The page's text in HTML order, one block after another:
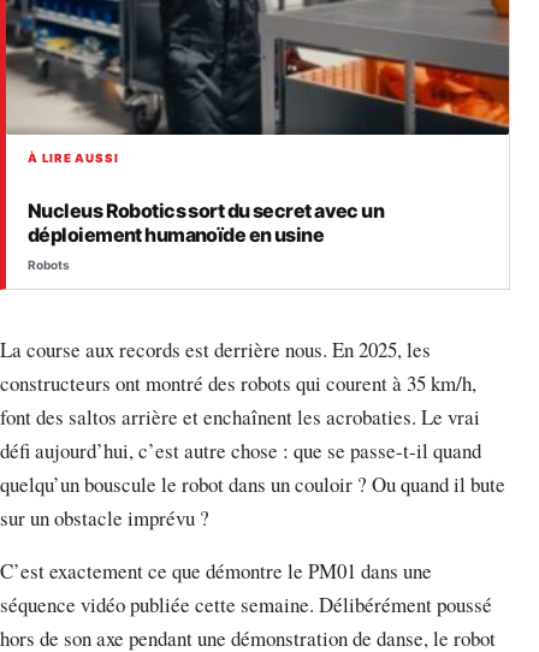
À LIRE AUSSI
Nucleus Robotics sort du secret avec un
déploiement humanoïde en usine
Robots
La course aux records est derrière nous. En 2025, les
constructeurs ont montré des robots qui courent à 35 km/h,
font des saltos arrière et enchaînent les acrobaties. Le vrai
défi aujourd’hui, c’est autre chose : que se passe-t-il quand
quelqu’un bouscule le robot dans un couloir ? Ou quand il bute
sur un obstacle imprévu ?
C’est exactement ce que démontre le PM01 dans une
séquence vidéo publiée cette semaine. Délibérément poussé
hors de son axe pendant une démonstration de danse, le robot